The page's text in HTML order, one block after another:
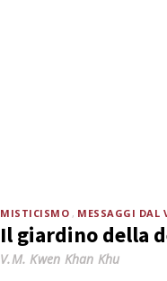
MISTICISMO MESSAGGI DAL
Il giardino della
V.M. Kwen Khan Khu